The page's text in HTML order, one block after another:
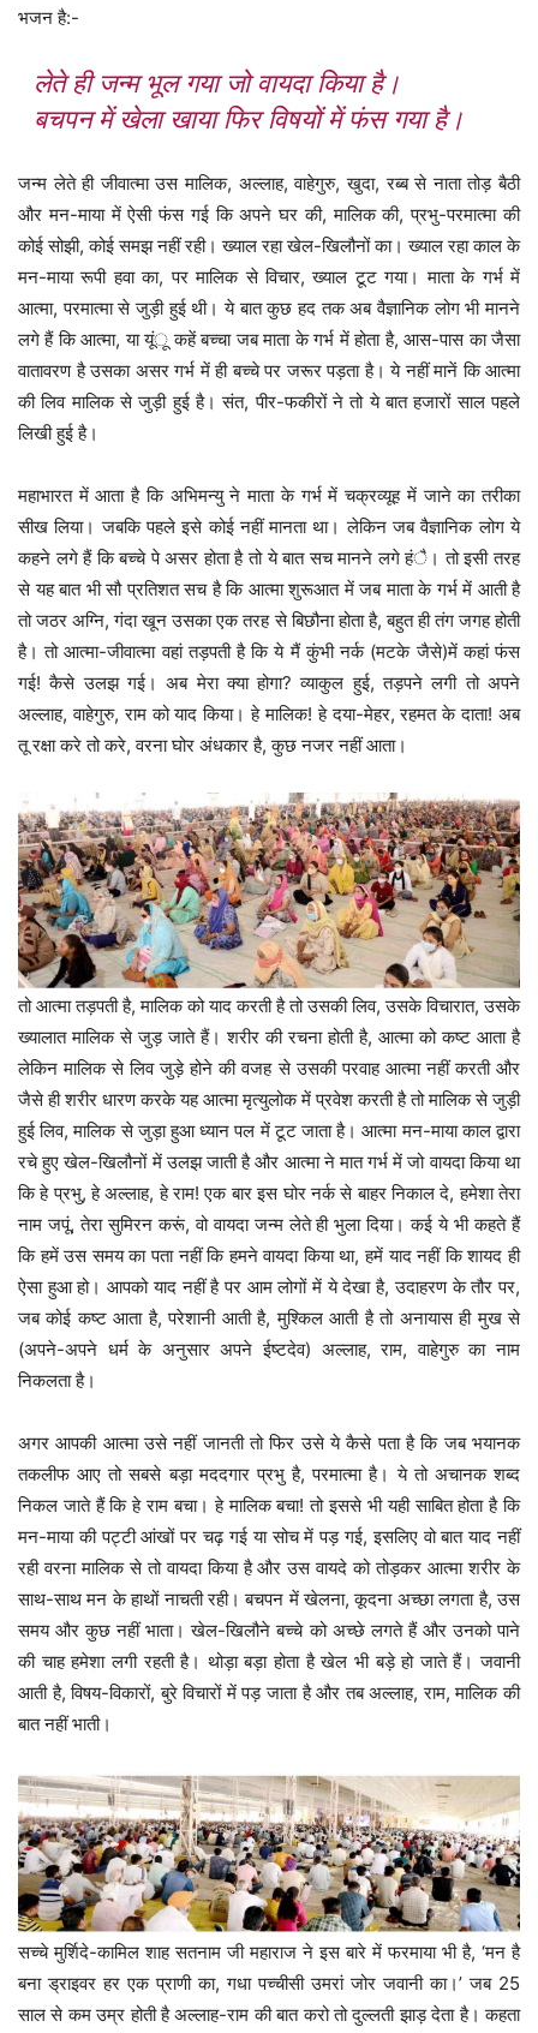
भजन है:-
लेते ही जन्म भूल गया जो वायदा किया है।
बचपन में खेला खाया फिर विषयों में फंस गया है।
जन्म लेते ही जीवात्मा उस मालिक, अल्लाह, वाहेगुरु, खुदा, रब्ब से नाता तोड़ बैठी
और मन-माया में ऐसी फंस गई कि अपने घर की, मालिक की, प्रभु-परमात्मा की
कोई सोझी, कोई समझ नहीं रही। ख्याल रहा खेल-खिलौनों का। ख्याल रहा काल के
मन-माया रूपी हवा का, पर मालिक से विचार, ख्याल टूट गया। माता के गर्भ में
आत्मा, परमात्मा से जुड़ी हुई थी। ये बात कुछ हद तक अब वैज्ञानिक लोग भी मानने
लगे हैं कि आत्मा, या यूंू कहें बच्चा जब माता के गर्भ में होता है, आस-पास का जैसा
वातावरण है उसका असर गर्भ में ही बच्चे पर जरूर पड़ता है। ये नहीं मानें कि आत्मा
की लिव मालिक से जुड़ी हुई है। संत, पीर-फकीरों ने तो ये बात हजारों साल पहले
लिखी हुई है।
महाभारत में आता है कि अभिमन्यु ने माता के गर्भ में चक्रव्यूह में जाने का तरीका
सीख लिया। जबकि पहले इसे कोई नहीं मानता था। लेकिन जब वैज्ञानिक लोग ये
कहने लगे हैं कि बच्चे पे असर होता है तो ये बात सच मानने लगे हंै। तो इसी तरह
से यह बात भी सौ प्रतिशत सच है कि आत्मा शुरूआत में जब माता के गर्भ में आती है
तो जठर अग्नि, गंदा खून उसका एक तरह से बिछौना होता है, बहुत ही तंग जगह होती
है। तो आत्मा-जीवात्मा वहां तड़पती है कि ये मैं कुंभी नर्क (मटके जैसे)में कहां फंस
गई! कैसे उलझ गई। अब मेरा क्या होगा? व्याकुल हुई, तड़पने लगी तो अपने
अल्लाह, वाहेगुरु, राम को याद किया। हे मालिक! हे दया-मेहर, रहमत के दाता! अब
तू रक्षा करे तो करे, वरना घोर अंधकार है, कुछ नजर नहीं आता।
तो आत्मा तड़पती है, मालिक को याद करती है तो उसकी लिव, उसके विचारात, उसके
ख्यालात मालिक से जुड़ जाते हैं। शरीर की रचना होती है, आत्मा को कष्ट आता है
लेकिन मालिक से लिव जुड़े होने की वजह से उसकी परवाह आत्मा नहीं करती और
जैसे ही शरीर धारण करके यह आत्मा मृत्युलोक में प्रवेश करती है तो मालिक से जुड़ी
हुई लिव, मालिक से जुड़ा हुआ ध्यान पल में टूट जाता है। आत्मा मन-माया काल द्वारा
रचे हुए खेल-खिलौनों में उलझ जाती है और आत्मा ने मात गर्भ में जो वायदा किया था
कि हे प्रभु, हे अल्लाह, हे राम! एक बार इस घोर नर्क से बाहर निकाल दे, हमेशा तेरा
नाम जपूं, तेरा सुमिरन करूं, वो वायदा जन्म लेते ही भुला दिया। कई ये भी कहते हैं
कि हमें उस समय का पता नहीं कि हमने वायदा किया था, हमें याद नहीं कि शायद ही
ऐसा हुआ हो। आपको याद नहीं है पर आम लोगों में ये देखा है, उदाहरण के तौर पर,
जब कोई कष्ट आता है, परेशानी आती है, मुश्किल आती है तो अनायास ही मुख से
(अपने-अपने धर्म के अनुसार अपने ईष्टदेव) अल्लाह, राम, वाहेगुरु का नाम
निकलता है।
अगर आपकी आत्मा उसे नहीं जानती तो फिर उसे ये कैसे पता है कि जब भयानक
तकलीफ आए तो सबसे बड़ा मददगार प्रभु है, परमात्मा है। ये तो अचानक शब्द
निकल जाते हैं कि हे राम बचा। हे मालिक बचा! तो इससे भी यही साबित होता है कि
मन-माया की पट्टी आंखों पर चढ़ गई या सोच में पड़ गई, इसलिए वो बात याद नहीं
रही वरना मालिक से तो वायदा किया है और उस वायदे को तोड़कर आत्मा शरीर के
साथ-साथ मन के हाथों नाचती रही। बचपन में खेलना, कूदना अच्छा लगता है, उस
समय और कुछ नहीं भाता। खेल-खिलौने बच्चे को अच्छे लगते हैं और उनको पाने
की चाह हमेशा लगी रहती है। थोड़ा बड़ा होता है खेल भी बड़े हो जाते हैं। जवानी
आती है, विषय-विकारों, बुरे विचारों में पड़ जाता है और तब अल्लाह, राम, मालिक की
बात नहीं भाती।
सच्चे मुर्शिदे-कामिल शाह सतनाम जी महाराज ने इस बारे में फरमाया भी है, ‘मन है
बना ड्राइवर हर एक प्राणी का, गधा पच्चीसी उमरां जोर जवानी का।’ जब 25
साल से कम उम्र होती है अल्लाह-राम की बात करो तो दुल्लती झाड़ देता है। कहता